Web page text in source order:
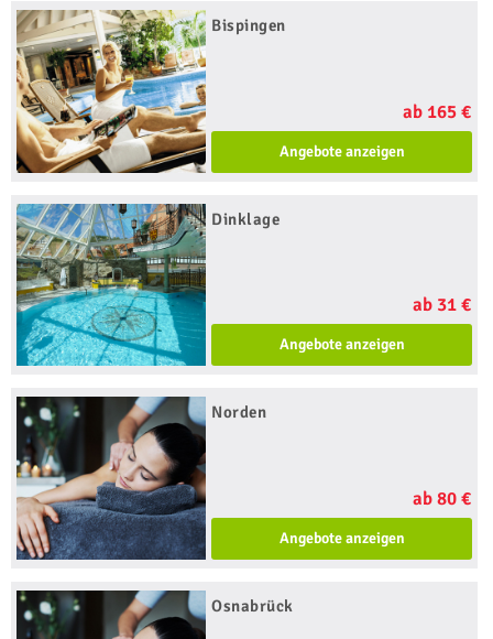
Bispingen
ab 165 €
Angebote anzeigen
Dinklage
ab 31 €
Angebote anzeigen
Norden
ab 80 €
Angebote anzeigen
Osnabrück